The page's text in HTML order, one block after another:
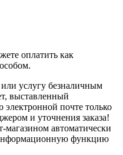
оплатить как
услугу безналичным
выставленный
электронной почте только
и уточнения заказа!
магазином автоматически
функцию